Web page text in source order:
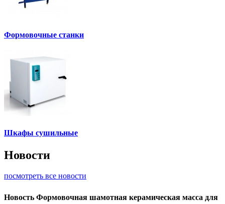
Формовочные станки
Шкафы сушильные
Новости
посмотреть все новости
Новость Формовочная шамотная керамическая масса для